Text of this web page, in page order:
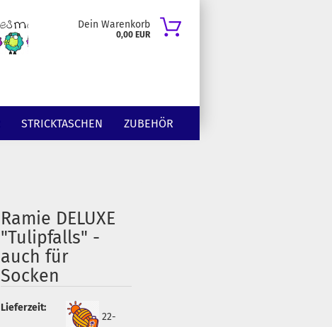
Dein Warenkorb
0,00 EUR
STRICKTASCHEN ZUBEHÖR
Ramie DELUXE
"Tulipfalls" -
auch für
Socken
Lieferzeit:
22-